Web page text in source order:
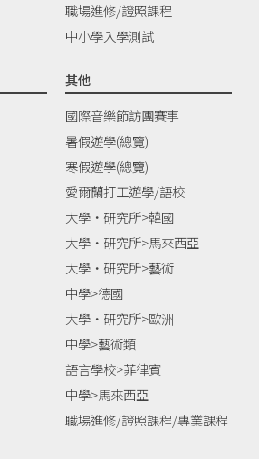
職場進修/證照課程
中小學入學測試
其他
國際音樂節訪團賽事
暑假遊學(總覽)
寒假遊學(總覽)
愛爾蘭打工遊學/語校
大學‧研究所>韓國
大學‧研究所>馬來西亞
大學‧研究所>藝術
中學>德國
大學‧研究所>歐洲
中學>藝術類
語言學校>菲律賓
中學>馬來西亞
職場進修/證照課程/專業課程